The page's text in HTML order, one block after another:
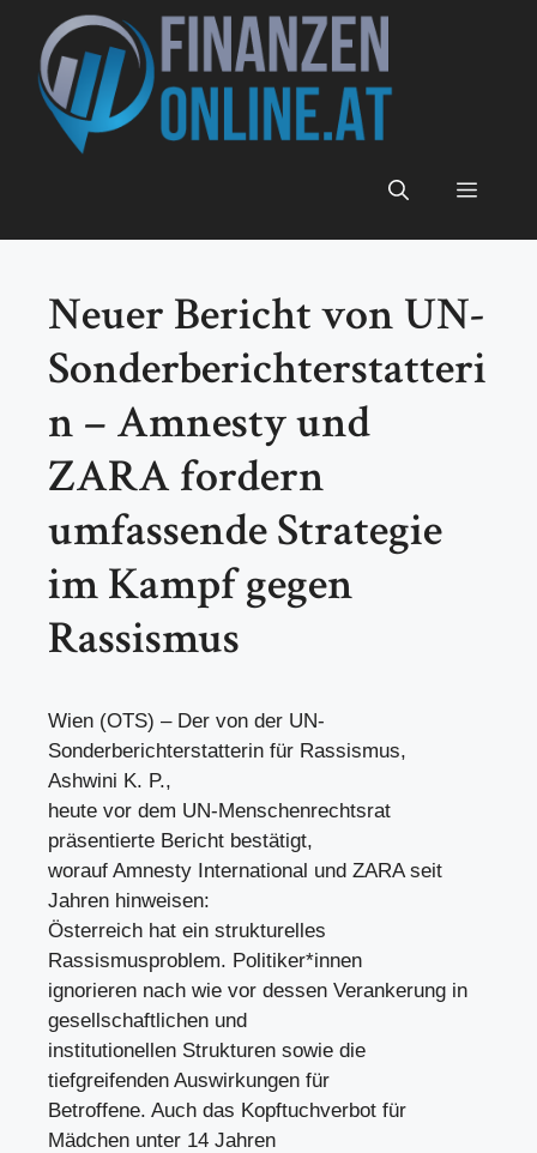
Inhalt
springen
Menü
Neuer Bericht von UN-
Sonderberichterstatteri
n – Amnesty und
ZARA fordern
umfassende Strategie
im Kampf gegen
Rassismus
Wien (OTS) – Der von der UN-
Sonderberichterstatterin für Rassismus,
Ashwini K. P.,
heute vor dem UN-Menschenrechtsrat
präsentierte Bericht bestätigt,
worauf Amnesty International und ZARA seit
Jahren hinweisen:
Österreich hat ein strukturelles
Rassismusproblem. Politiker*innen
ignorieren nach wie vor dessen Verankerung in
gesellschaftlichen und
institutionellen Strukturen sowie die
tiefgreifenden Auswirkungen für
Betroffene. Auch das Kopftuchverbot für
Mädchen unter 14 Jahren